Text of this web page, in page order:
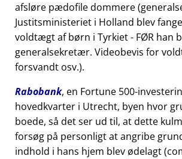
afsløre pædofile dommere
Justitsministeriet i Holland blev
voldtægt af børn i Tyrkiet - FØR han
generalsekretær. Videobevis for
forsvandt osv.).
Rabobank, en Fortune 500-
hovedkvarter i Utrecht, byen hvor
boede, så det ser ud til, at dette
forsøg på personligt at angribe
indhold i hans hjem blev ødelagt